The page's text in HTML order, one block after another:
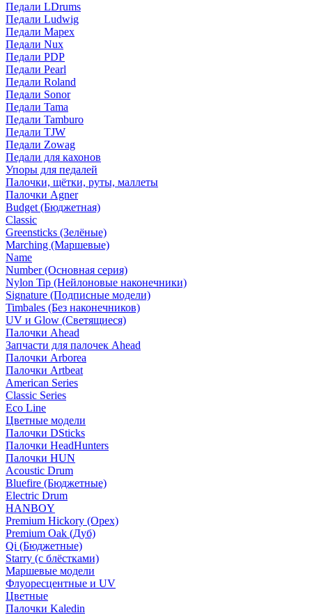
Педали LDrums
Педали Ludwig
Педали Mapex
Педали Nux
Педали PDP
Педали Pearl
Педали Roland
Педали Sonor
Педали Tama
Педали Tamburo
Педали TJW
Педали Zowag
Педали для кахонов
Упоры для педалей
Палочки, щётки, руты, маллеты
Палочки Agner
Budget (Бюджетная)
Classic
Greensticks (Зелёные)
Marching (Маршевые)
Name
Number (Основная серия)
Nylon Tip (Нейлоновые наконечники)
Signature (Подписные модели)
Timbales (Без наконечников)
UV и Glow (Светящиеся)
Палочки Ahead
Запчасти для палочек Ahead
Палочки Arborea
Палочки Artbeat
American Series
Classic Series
Eco Line
Цветные модели
Палочки DSticks
Палочки HeadHunters
Палочки HUN
Acoustic Drum
Bluefire (Бюджетные)
Electric Drum
HANBOY
Premium Hickory (Орех)
Premium Oak (Дуб)
Qi (Бюджетные)
Starry (с блёстками)
Маршевые модели
Флуоресцентные и UV
Цветные
Палочки Kaledin